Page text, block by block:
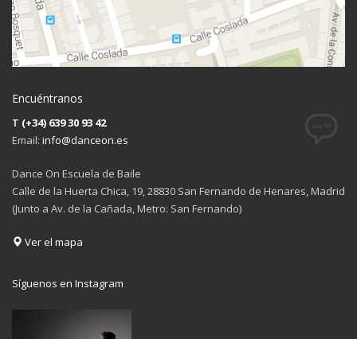
Encuéntranos
T (+34) 639 30 93 42
Email: info@danceon.es
Dance On Escuela de Baile
Calle de la Huerta Chica, 19, 28830 San Fernando de Henares, Madrid
(Junto a Av. de la Cañada, Metro: San Fernando)
Ver el mapa
Síguenos en Instagram